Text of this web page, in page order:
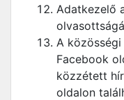
Adatkezelő
A
Facebook
közzétett
oldalon